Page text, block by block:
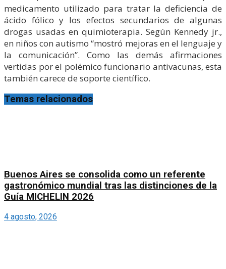
medicamento utilizado para tratar la deficiencia de
ácido fólico y los efectos secundarios de algunas
drogas usadas en quimioterapia. Según Kennedy jr.,
en niños con autismo “mostró mejoras en el lenguaje y
la comunicación”. Como las demás afirmaciones
vertidas por el polémico funcionario antivacunas, esta
también carece de soporte científico.
Temas relacionados
Buenos Aires se consolida como un referente
gastronómico mundial tras las distinciones de la
Guía MICHELIN 2026
4 agosto, 2026